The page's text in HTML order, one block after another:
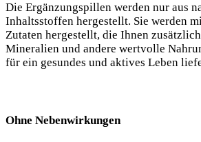
Die Ergänzungspillen werden nur aus
Inhaltsstoffen hergestellt. Sie werden
Zutaten hergestellt, die Ihnen
Mineralien und andere wertvolle
für ein gesundes und aktives Leben
Ohne Nebenwirkungen